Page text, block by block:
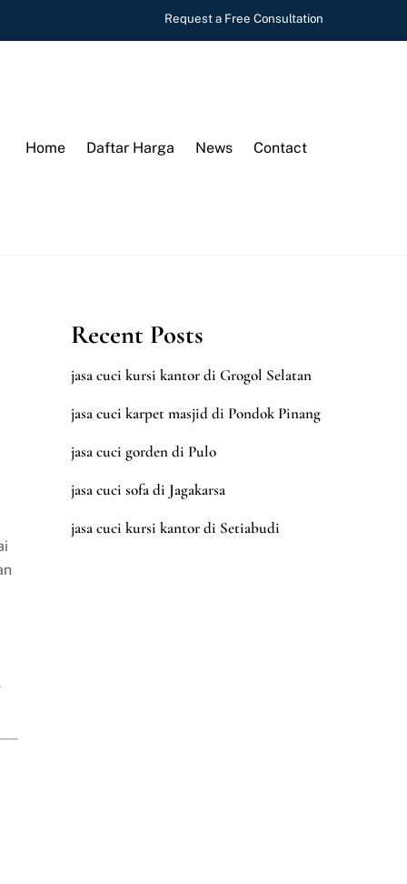
Request a Free Consultation
Home Daftar Harga News Contact
Recent Posts
jasa cuci kursi kantor di Grogol Selatan
jasa cuci karpet masjid di Pondok Pinang
jasa cuci gorden di Pulo
jasa cuci sofa di Jagakarsa
jasa cuci kursi kantor di Setiabudi